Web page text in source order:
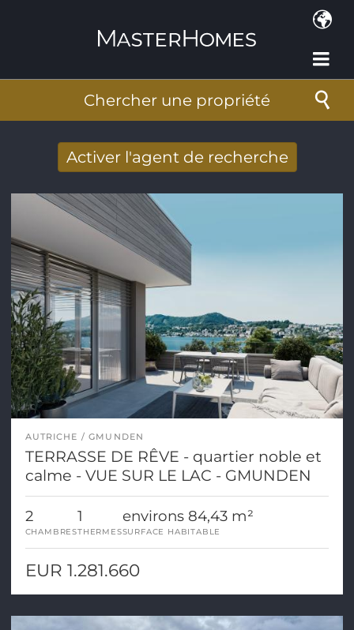
Chercher une propriété
Activer l'agent de recherche
par Email
Adresse de courriel
AUTRICHE GMUNDEN
TERRASSE DE RÊVE - quartier noble et
calme - VUE SUR LE LAC - GMUNDEN
2
CHAMBRES
1
THERMES
environs 84,43 m²
SURFACE HABITABLE
EUR 1.281.660